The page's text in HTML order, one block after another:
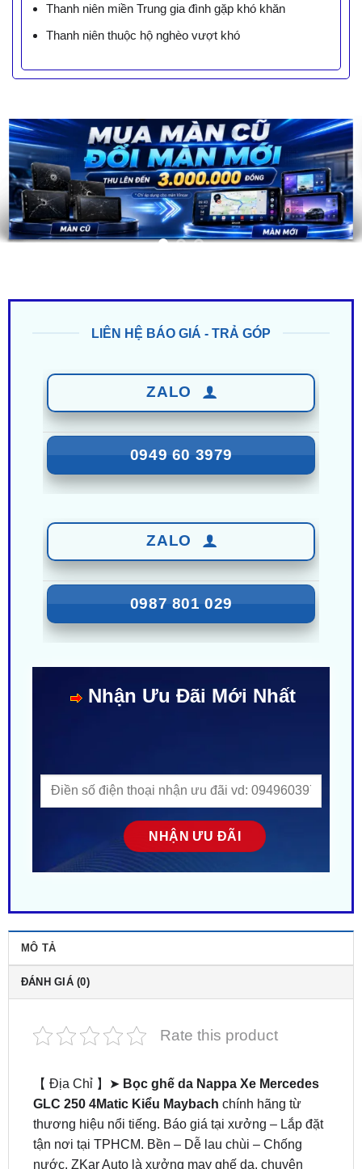
Thanh niên miền Trung gia đình gặp khó khăn
Thanh niên thuộc hộ nghèo vượt khó
0949 60 3979
0987 801 029
ĐÁNH GIÁ (0)
【 Địa Chỉ 】➤
Bọc ghế da Nappa Xe Mercedes
thương hiệu nổi tiếng. Báo giá tại xưởng – Lắp đặt
tận nơi tại TPHCM. Bền – Dễ lau chùi – Chống
nước. ZKar Auto là xưởng may ghế da, chuyên
phân phối và bọc ghế da cho xe ô tô uy tín, chính
hãng, bảo hành dài hạn. Hỗ trợ khách hãng trọn